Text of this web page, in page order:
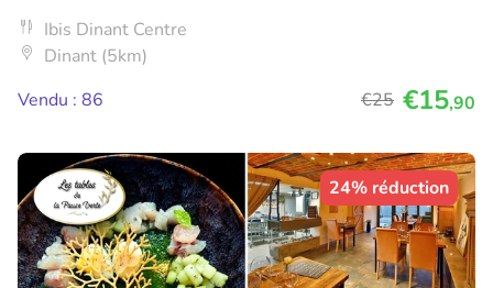
Ibis Dinant Centre
Dinant (5km)
Vendu : 86
€25 €15,90
24% réduction